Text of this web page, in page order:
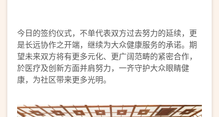
今日的签约仪式，不单代表双方过去努力的延续，更
是长远协作之开端，继续为大众健康服务的承诺。期
望未来双方将有更多元化、更广阔范畴的紧密合作，
於医疗及创新方面并肩努力，一齐守护大众眼睛健
康，为社区带来更多光明。